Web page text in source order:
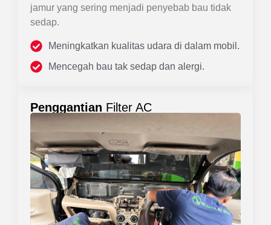
jamur yang sering menjadi penyebab bau tidak
sedap.
Meningkatkan kualitas udara di dalam mobil.
Mencegah bau tak sedap dan alergi.
Penggantian Filter AC